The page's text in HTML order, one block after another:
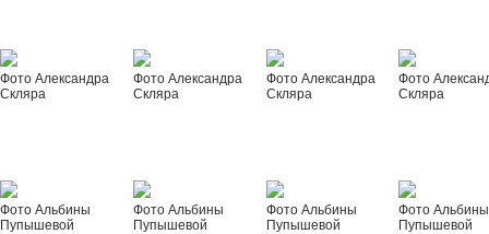
Фото Александра
Скляра
Фото Александра
Скляра
Фото Александра
Скляра
Фото
Скляра
Фото Альбины
Пупышевой
Фото Альбины
Пупышевой
Фото Альбины
Пупышевой
Фото Альбины
Пупышевой